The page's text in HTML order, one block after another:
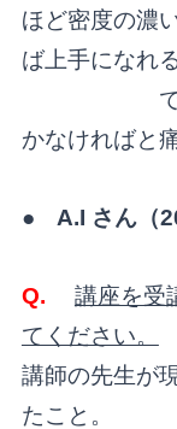
ほど密度の濃
ば上手になれ
でした。
かなければと
● A.I さん（
Q.
講座を受
てください。
講師の先生が
たこと。